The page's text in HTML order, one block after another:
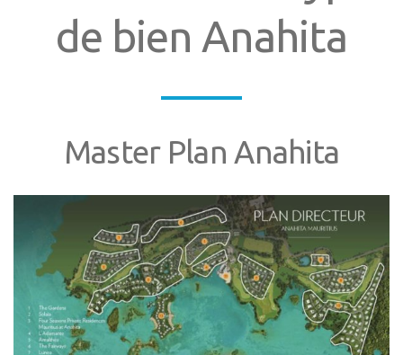
de bien Anahita
Master Plan Anahita